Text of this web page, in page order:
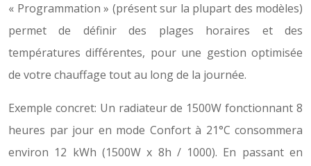
« Programmation » (présent sur la plupart des modèles)
permet de définir des plages horaires et des
températures différentes, pour une gestion optimisée
de votre chauffage tout au long de la journée.
Exemple concret: Un radiateur de 1500W fonctionnant 8
heures par jour en mode Confort à 21°C consommera
environ 12 kWh (1500W x 8h / 1000). En passant en